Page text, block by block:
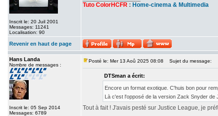
Inscrit le: 20 Juil 2001
Messages: 11241
Localisation: 90
Tuto ColorHCFR : Home-cinema & Multimedia
Revenir en haut de page
Hans Landa
Nombre de messages :
Inscrit le: 05 Sep 2014
Messages: 6789
Posté le: Mer 13 Aoû 2025 08:08 Sujet du message:
DTSman a écrit:
Encore un format exotique. C'huis bon pour
Là c'est l'opposé de la version Zack Snyder de
Tout à fait ! J'avais pesté sur Justice League, je